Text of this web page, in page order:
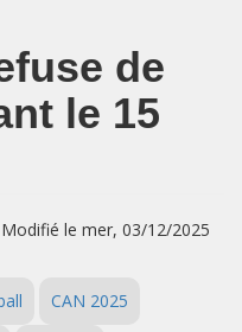
de
le 15
le mer, 03/12/2025
CAN 2025